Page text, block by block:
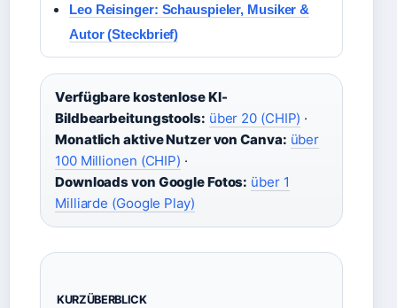
Leo Reisinger: Schauspieler, Musiker &
Autor (Steckbrief)
Verfügbare kostenlose KI-
Bildbearbeitungstools: über 20 (CHIP) ·
Monatlich aktive Nutzer von Canva: über
100 Millionen (CHIP) ·
Downloads von Google Fotos: über 1
Milliarde (Google Play)
KURZÜBERBLICK